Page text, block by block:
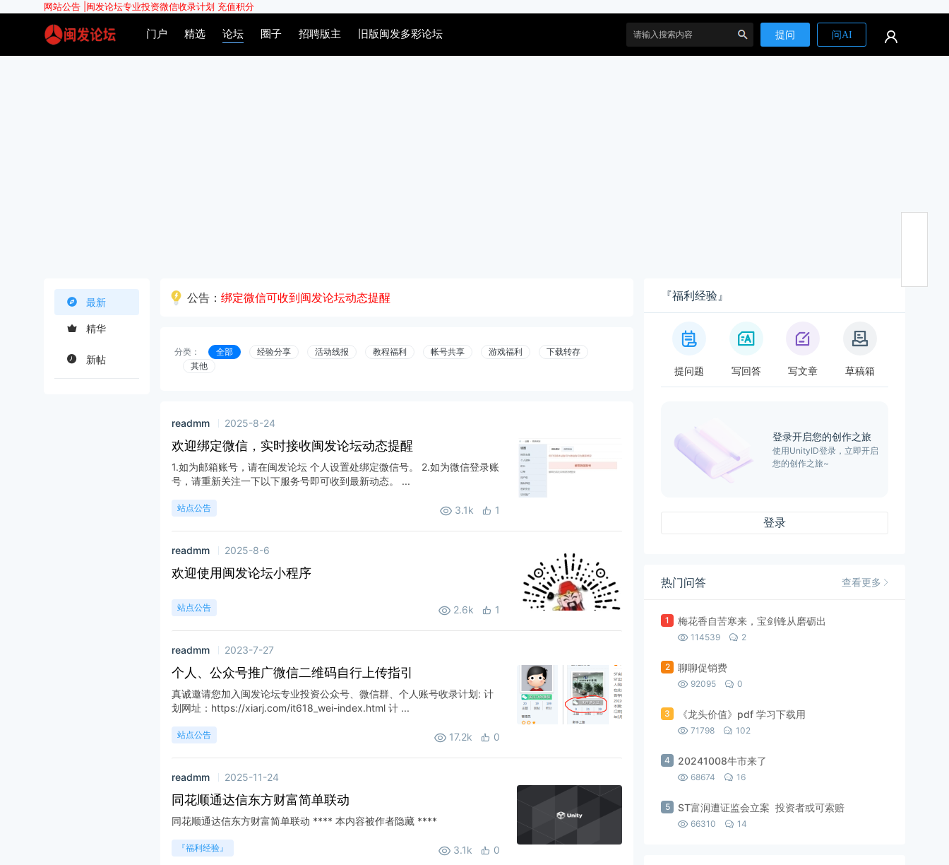
网站公告 | 闽发论坛专业投资微信收录计划 充值积分
门户 精选 论坛 圈子 招聘版主 旧版闽发多彩论坛 问AI
提问
最新
精华
新帖
公告： 绑定微信可收到闽发论坛动态提醒
分类： 全部 经验分享 活动线报 教程福利 帐号共享 游戏福利
下载转存
其他
readmm 2025-8-24
欢迎绑定微信，实时接收闽发论坛动态提醒
1.如为邮箱账号，请在闽发论坛 个人设置处绑定微信号。 2.如为微信登录账
号，请重新关注一下以下服务号即可收到最新动态。 ...
站点公告 3.1k 1
readmm 2025-8-6
欢迎使用闽发论坛小程序
站点公告 2.6k 1
readmm 2023-7-27
个人、公众号推广微信二维码自行上传指引
真诚邀请您加入闽发论坛专业投资公众号、微信群、个人账号收录计划: 计
划网址：https://xiarj.com/it618_wei-index.html 计 ...
站点公告 17.2k 0
readmm 2025-11-24
同花顺通达信东方财富简单联动
同花顺通达信东方财富简单联动 **** 本内容被作者隐藏 ****
『福利经验』 3.1k 0
『福利经验』
提问题 写回答 写文章 草稿箱
登录开启您的创作之旅
使用UnityID登录，立即开启
您的创作之旅~
登录
热门问答 查看更多
1 梅花香自苦寒来，宝剑锋从磨砺出
114539 2
2 聊聊促销费
92095 0
3 《龙头价值》pdf 学习下载用
71798 102
4 20241008牛市来了
68674 16
5 ST富润遭证监会立案 投资者或可索赔
66310 14